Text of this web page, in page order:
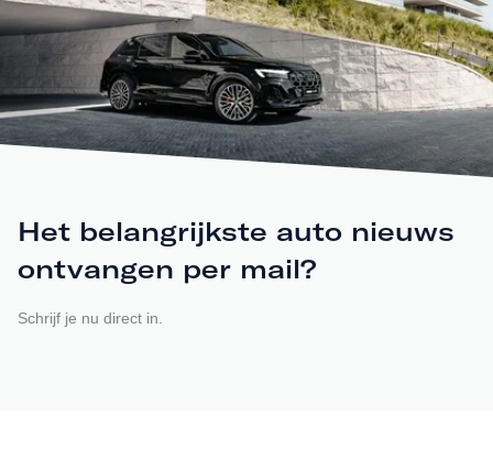
Het belangrijkste auto nieuws
ontvangen per mail?
Schrijf je nu direct in.